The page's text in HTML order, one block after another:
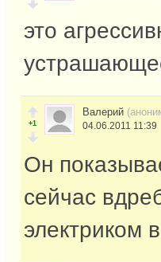
это
+1
Валерий
04.06.2011 11:39
Он
сейчас
электриком